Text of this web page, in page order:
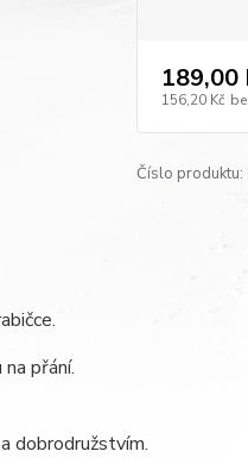
189,00
156,20 Kč
Číslo produktu:
přání.
dobrodružstvím.